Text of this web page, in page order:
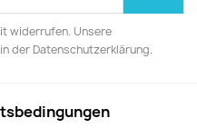
widerrufen. Unsere
der Datenschutzerklärung.